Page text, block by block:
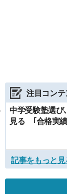
注目コン
中学受験塾選び
見る ｢合格実
記事をもっと